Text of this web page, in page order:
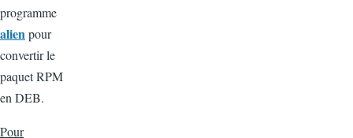
programme
alienpour
convertir le
paquet RPM
en DEB.
Pour